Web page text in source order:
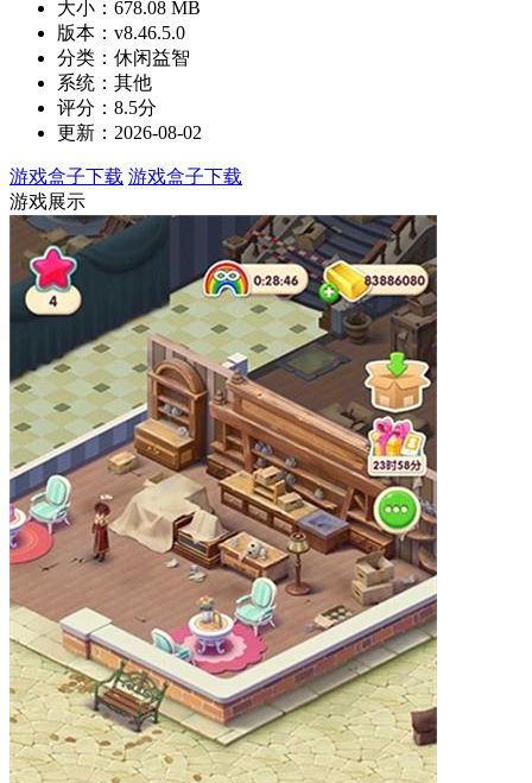
大小：678.08 MB
版本：v8.46.5.0
分类：休闲益智
系统：其他
评分：8.5分
更新：2026-08-02
游戏盒子下载 游戏盒子下载
游戏展示